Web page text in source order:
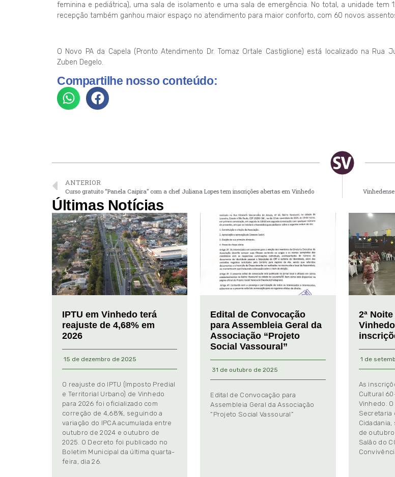
feminina e pediátrica), uma sala de isolamento e uma sala de emergência. No total, a unidade tem
recepção também ganhou maior espaço no atendimento para maior conforto, com 60 novos
O Novo PA da Capela (Pronto Atendimento Dr. Tomaz Ortale Castiglione) está localizado na Rua
Zuben Degelo.
Compartilhe nosso conteúdo:
ANTERIOR
Curso gratuito “Panela Caipira” com a chef Juliana Lopes tem inscrições abertas em Vinhedo
Últimas Notícias
IPTU em Vinhedo terá
reajuste de 4,68% em
2026
15 de dezembro de 2025
O reajuste do IPTU (Imposto Predial
e Territorial Urbano) de Vinhedo
para 2026 foi oficializado com
correção de 4,68%, seguindo a
variação do IPCA acumulada entre
outubro de 2024 e outubro de
2025. O Decreto foi publicado no
Boletim Municipal da última quarta-
feira, dia 26.
Edital de Convocação
para Assembleia Geral da
Associação “Projeto
Social Vassoural”
31 de outubro de 2025
Edital de Convocação para
Assembleia Geral da Associação
“Projeto Social Vassoural”
2ª
1 de
As
Cultural
Vinhedo.
Secretaria
Cidadania,
de
Salão do